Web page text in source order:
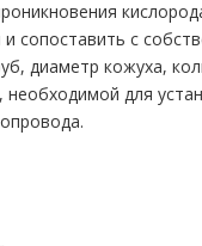
сопоставить с
диаметр кожуха,
для